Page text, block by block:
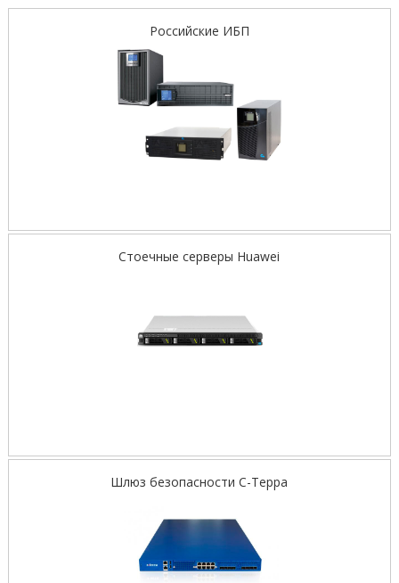
Российские ИБП
Стоечные серверы Huawei
Шлюз безопасности С-Терра